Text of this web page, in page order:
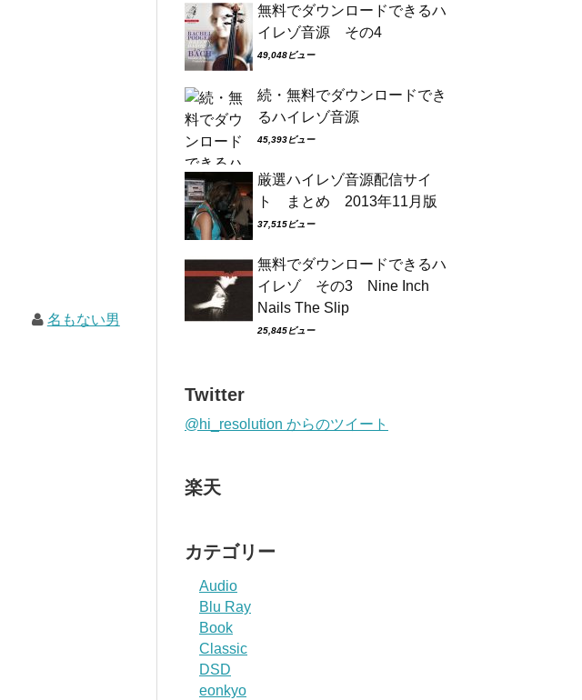
名もない男
無料でダウンロードできるハ
イレゾ音源 その4
49,048ビュー
続・無料でダウンロードでき
るハイレゾ音源
45,393ビュー
厳選ハイレゾ音源配信サイ
ト まとめ 2013年11月版
37,515ビュー
無料でダウンロードできるハ
イレゾ その3 Nine Inch
Nails The Slip
25,845ビュー
Twitter
@hi_resolution からのツイート
楽天
カテゴリー
Audio
Blu Ray
Book
Classic
DSD
eonkyo